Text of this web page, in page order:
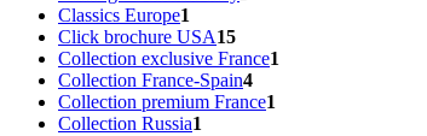
Classics Europe1
Click brochure USA15
Collection exclusive France1
Collection France-Spain4
Collection premium France1
Collection Russia1